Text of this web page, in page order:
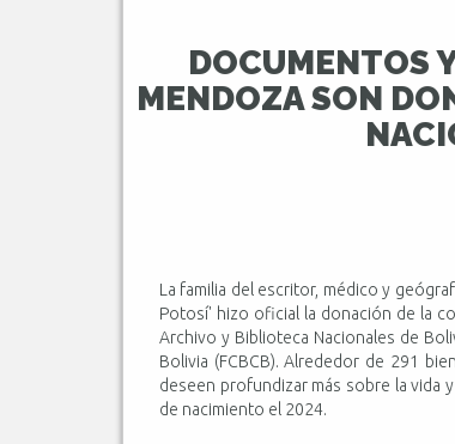
DOCUMENTOS
MENDOZA SON
La familia del escritor, médico y
Potosí' hizo oficial la donación de la
Archivo y Biblioteca Nacionales de
Bolivia (FCBCB). Alrededor de 291
deseen profundizar más sobre la vida
de nacimiento el 2024.